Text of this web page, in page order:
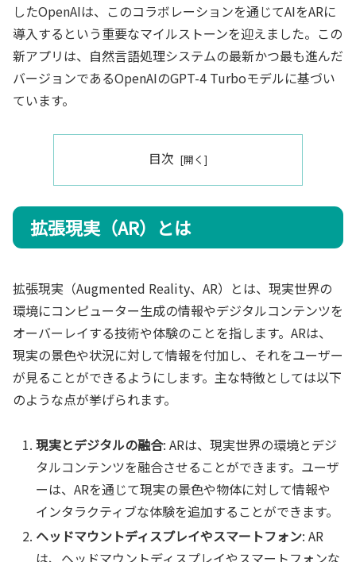
したOpenAIは、このコラボレーションを通じてAIをARに
導入するという重要なマイルストーンを迎えました。この
新アプリは、自然言語処理システムの最新かつ最も進んだ
バージョンであるOpenAIのGPT-4 Turboモデルに基づい
ています。
目次
拡張現実（AR）とは
拡張現実（Augmented Reality、AR）とは、現実世界の
環境にコンピューター生成の情報やデジタルコンテンツを
オーバーレイする技術や体験のことを指します。ARは、
現実の景色や状況に対して情報を付加し、それをユーザー
が見ることができるようにします。主な特徴としては以下
のような点が挙げられます。
現実とデジタルの融合: ARは、現実世界の環境とデジ
タルコンテンツを融合させることができます。ユーザ
ーは、ARを通じて現実の景色や物体に対して情報や
インタラクティブな体験を追加することができます。
ヘッドマウントディスプレイやスマートフォン: AR
は、ヘッドマウントディスプレイやスマートフォンな